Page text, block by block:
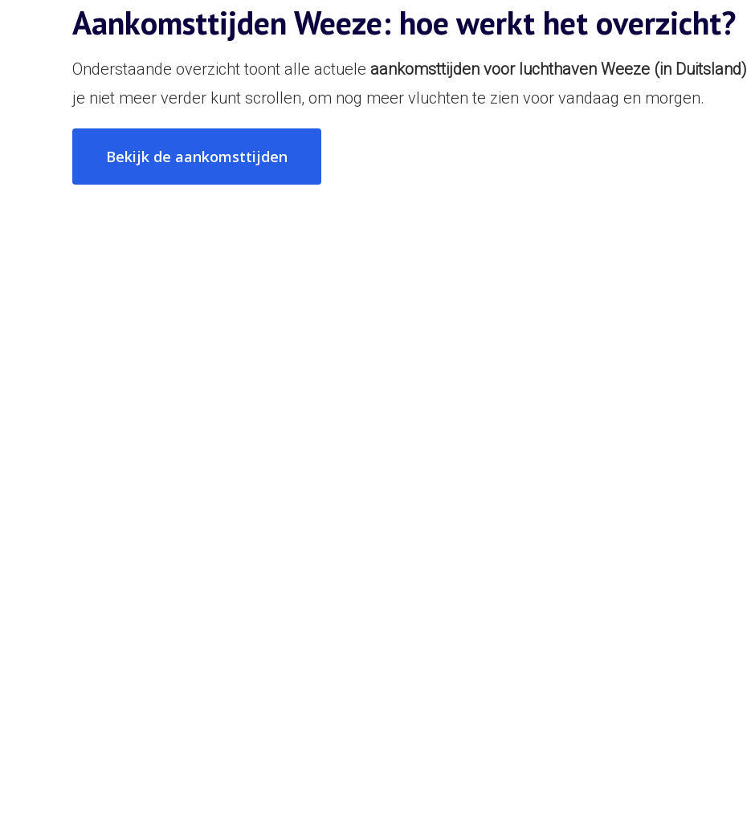
Aankomsttijden Weeze: hoe werkt het overzicht?
Onderstaande overzicht toont alle actueleaankomsttijden voor luchthaven Weeze (in Duitsland)
je niet meer verder kunt scrollen, om nog meer vluchten te zien voor vandaag en morgen.
Bekijk de aankomsttijden